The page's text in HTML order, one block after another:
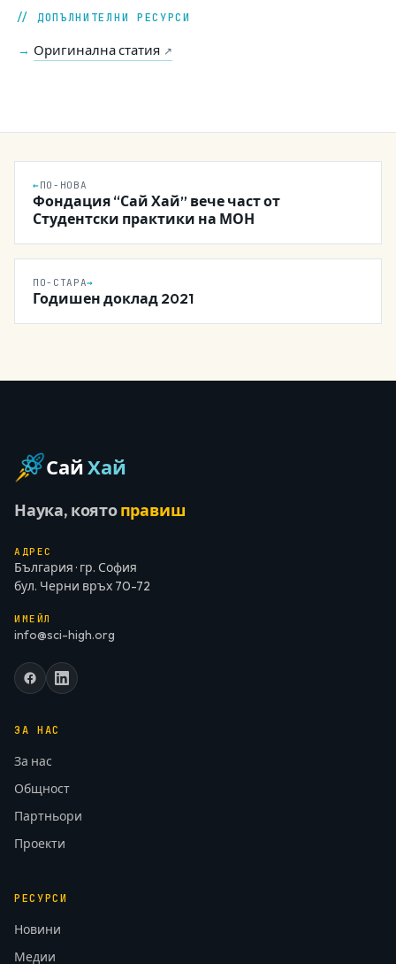
// ДОПЪЛНИТЕЛНИ РЕСУРСИ
→ Оригинална статия ↗
←ПО-НОВА
Фондация “Сай Хай” вече част от
Студентски практики на МОН
ПО-СТАРА→
Годишен доклад 2021
СайХай
Наука, коятоправиш
АДРЕС
България · гр. София
бул. Черни връх 70-72
ИМЕЙЛ
info@sci-high.org
ЗА НАС
За нас
Общност
Партньори
Проекти
РЕСУРСИ
Новини
Медии